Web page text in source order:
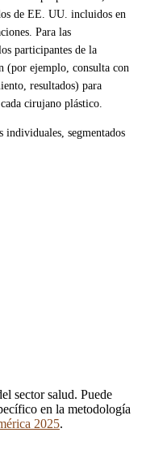
de EE. UU. incluidos en
Para las
participantes de la
(por ejemplo, consulta con
resultados) para
cirujano plástico.
segmentados
sector salud. Puede
en la metodología
2025.